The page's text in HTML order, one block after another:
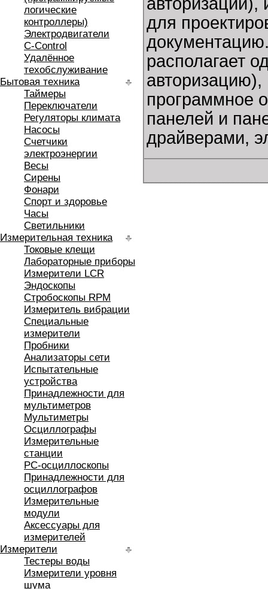
логические
контроллеры)
Электродвигатели
C-Control
Удалённое
техобслуживание
Бытовая техника
Таймеры
Переключатели
Регуляторы климата
Насосы
Счетчики
электроэнергии
Весы
Сирены
Фонари
Спорт и здоровье
Часы
Светильники
Измерительная техника
Токовые клещи
Лабораторные приборы
Измерители LCR
Эндоскопы
Стробоскопы RPM
Измеритель вибрации
Специальные
измерители
Пробники
Анализаторы сети
Испытательные
устройства
Принадлежности для
мультиметров
Мультиметры
Осциллографы
Измерительные
станции
РС-осциллоскопы
Принадлежности для
осциллографов
Измерительные
модули
Аксессуары для
измерителей
Измерители
Тестеры воды
Измерители уровня
шума
для
располагает
программное
панелей и
драйверами,